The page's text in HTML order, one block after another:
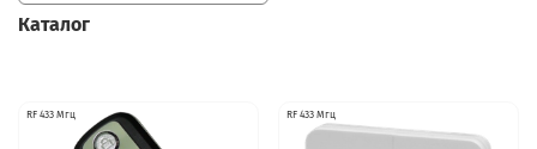
RF 433 Мгц RF 433 Мгц
Каталог